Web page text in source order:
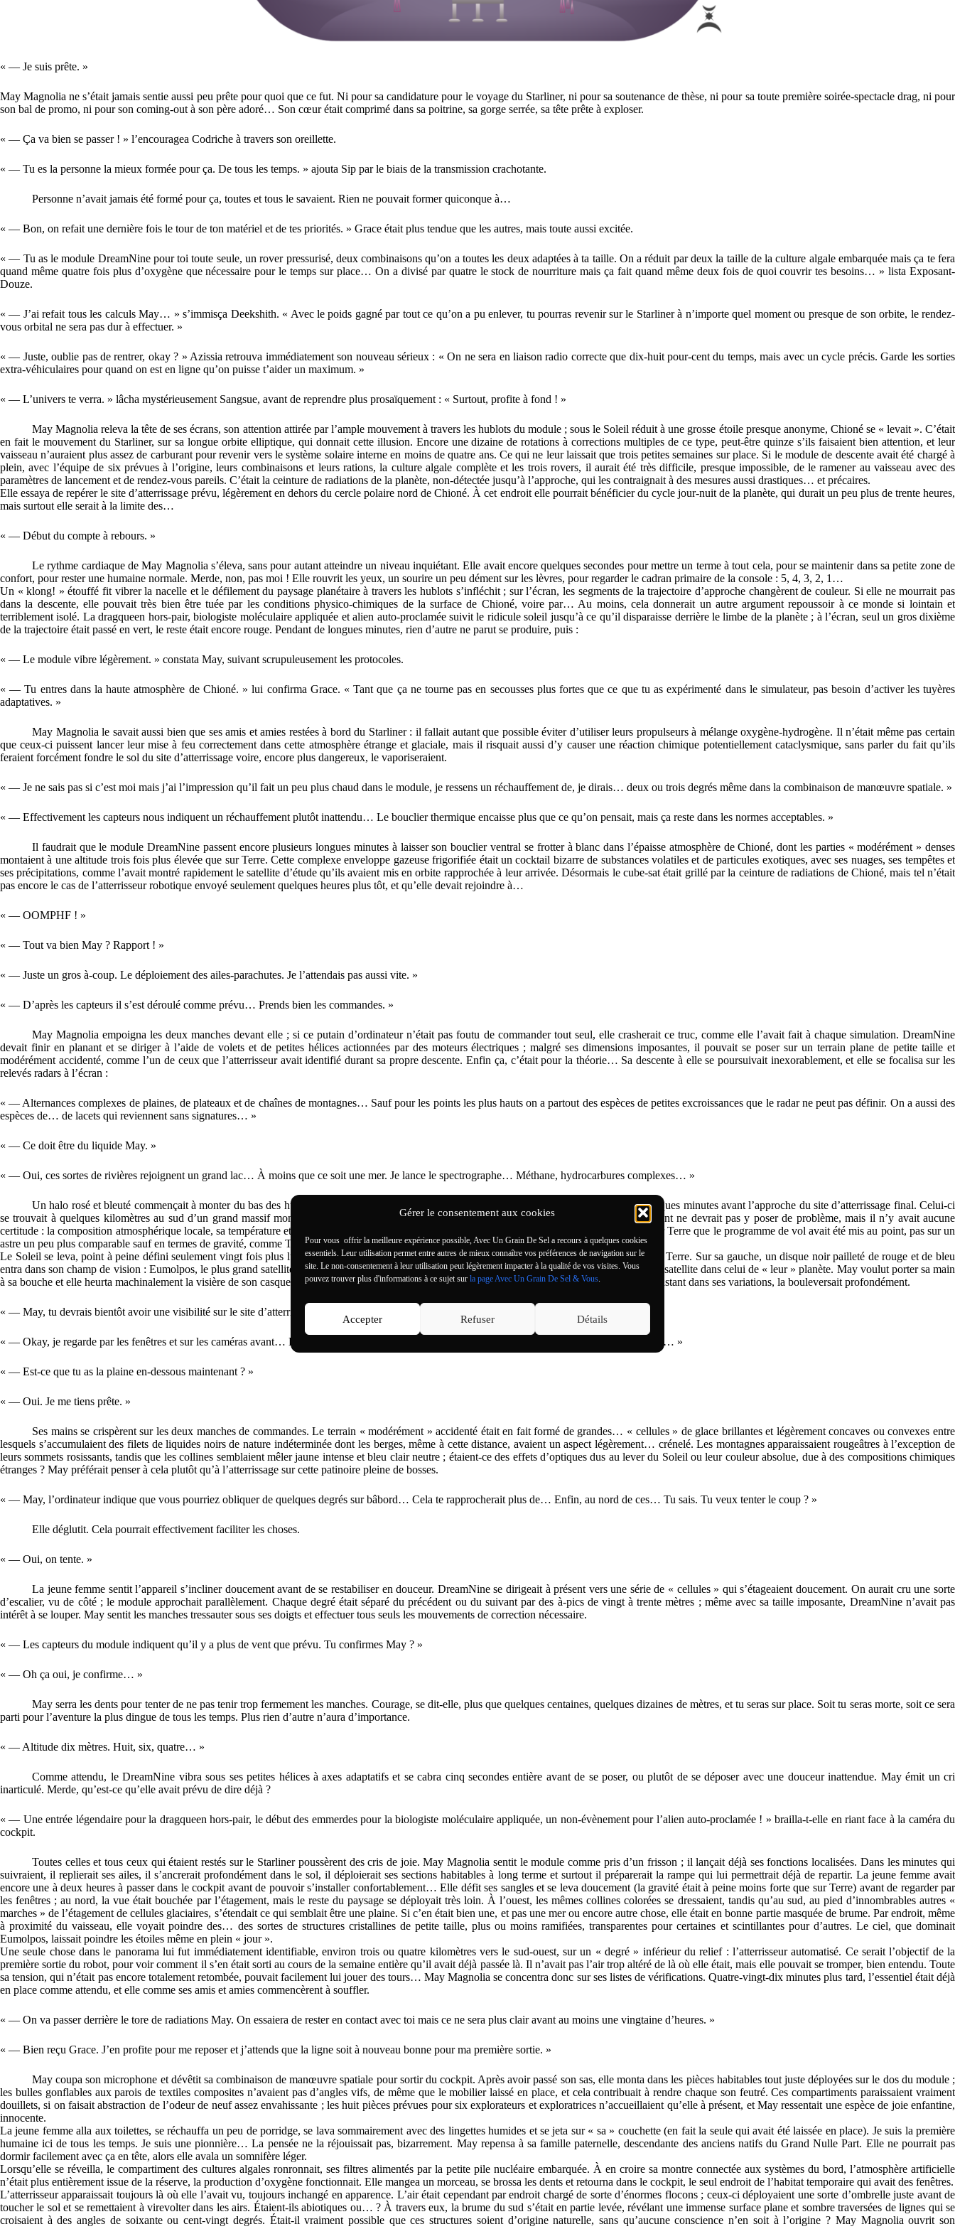
Gérer le consentement aux cookies
Pour vous offrir la meilleure expérience possible, Avec Un Grain De Sel a recours à quelques cookies
essentiels. Leur utilisation permet entre autres de mieux connaître vos préférences de navigation sur le
site. Le non-consentement à leur utilisation peut légèrement impacter à la qualité de vos visites. Vous
pouvez trouver plus d'informations à ce sujet sur la page Avec Un Grain De Sel & Vous.
Accepter Refuser Détails
« — Je suis prête. »
May Magnolia ne s’était jamais sentie aussi peu prête pour quoi que ce fut. Ni pour sa candidature pour le voyage du Starliner, ni pour sa soutenance de thèse, ni pour sa toute première soirée-spectacle drag, ni pour
son bal de promo, ni pour son coming-out à son père adoré… Son cœur était comprimé dans sa poitrine, sa gorge serrée, sa tête prête à exploser.
« — Ça va bien se passer ! » l’encouragea Codriche à travers son oreillette.
« — Tu es la personne la mieux formée pour ça. De tous les temps. » ajouta Sip par le biais de la transmission crachotante.
Personne n’avait jamais été formé pour ça, toutes et tous le savaient. Rien ne pouvait former quiconque à…
« — Bon, on refait une dernière fois le tour de ton matériel et de tes priorités. » Grace était plus tendue que les autres, mais toute aussi excitée.
« — Tu as le module DreamNine pour toi toute seule, un rover pressurisé, deux combinaisons qu’on a toutes les deux adaptées à ta taille. On a réduit par deux la taille de la culture algale embarquée mais ça te fera
quand même quatre fois plus d’oxygène que nécessaire pour le temps sur place… On a divisé par quatre le stock de nourriture mais ça fait quand même deux fois de quoi couvrir tes besoins… » lista Exposant-
Douze.
« — J’ai refait tous les calculs May… » s’immisça Deekshith. « Avec le poids gagné par tout ce qu’on a pu enlever, tu pourras revenir sur le Starliner à n’importe quel moment ou presque de son orbite, le rendez-
vous orbital ne sera pas dur à effectuer. »
« — Juste, oublie pas de rentrer, okay ? » Azissia retrouva immédiatement son nouveau sérieux : « On ne sera en liaison radio correcte que dix-huit pour-cent du temps, mais avec un cycle précis. Garde les sorties
extra-véhiculaires pour quand on est en ligne qu’on puisse t’aider un maximum. »
« — L’univers te verra. » lâcha mystérieusement Sangsue, avant de reprendre plus prosaïquement : « Surtout, profite à fond ! »
May Magnolia releva la tête de ses écrans, son attention attirée par l’ample mouvement à travers les hublots du module ; sous le Soleil réduit à une grosse étoile presque anonyme, Chioné se « levait ». C’était
en fait le mouvement du Starliner, sur sa longue orbite elliptique, qui donnait cette illusion. Encore une dizaine de rotations à corrections multiples de ce type, peut-être quinze s’ils faisaient bien attention, et leur
vaisseau n’auraient plus assez de carburant pour revenir vers le système solaire interne en moins de quatre ans. Ce qui ne leur laissait que trois petites semaines sur place. Si le module de descente avait été chargé à
plein, avec l’équipe de six prévues à l’origine, leurs combinaisons et leurs rations, la culture algale complète et les trois rovers, il aurait été très difficile, presque impossible, de le ramener au vaisseau avec des
paramètres de lancement et de rendez-vous pareils. C’était la ceinture de radiations de la planète, non-détectée jusqu’à l’approche, qui les contraignait à des mesures aussi drastiques… et précaires.
Elle essaya de repérer le site d’atterrissage prévu, légèrement en dehors du cercle polaire nord de Chioné. À cet endroit elle pourrait bénéficier du cycle jour-nuit de la planète, qui durait un peu plus de trente heures,
mais surtout elle serait à la limite des…
« — Début du compte à rebours. »
Le rythme cardiaque de May Magnolia s’éleva, sans pour autant atteindre un niveau inquiétant. Elle avait encore quelques secondes pour mettre un terme à tout cela, pour se maintenir dans sa petite zone de
confort, pour rester une humaine normale. Merde, non, pas moi ! Elle rouvrit les yeux, un sourire un peu dément sur les lèvres, pour regarder le cadran primaire de la console : 5, 4, 3, 2, 1…
Un « klong! » étouffé fit vibrer la nacelle et le défilement du paysage planétaire à travers les hublots s’infléchit ; sur l’écran, les segments de la trajectoire d’approche changèrent de couleur. Si elle ne mourrait pas
dans la descente, elle pouvait très bien être tuée par les conditions physico-chimiques de la surface de Chioné, voire par… Au moins, cela donnerait un autre argument repoussoir à ce monde si lointain et
terriblement isolé. La dragqueen hors-pair, biologiste moléculaire appliquée et alien auto-proclamée suivit le ridicule soleil jusqu’à ce qu’il disparaisse derrière le limbe de la planète ; à l’écran, seul un gros dixième
de la trajectoire était passé en vert, le reste était encore rouge. Pendant de longues minutes, rien d’autre ne parut se produire, puis :
« — Le module vibre légèrement. » constata May, suivant scrupuleusement les protocoles.
« — Tu entres dans la haute atmosphère de Chioné. » lui confirma Grace. « Tant que ça ne tourne pas en secousses plus fortes que ce que tu as expérimenté dans le simulateur, pas besoin d’activer les tuyères
adaptatives. »
May Magnolia le savait aussi bien que ses amis et amies restées à bord du Starliner : il fallait autant que possible éviter d’utiliser leurs propulseurs à mélange oxygène-hydrogène. Il n’était même pas certain
que ceux-ci puissent lancer leur mise à feu correctement dans cette atmosphère étrange et glaciale, mais il risquait aussi d’y causer une réaction chimique potentiellement cataclysmique, sans parler du fait qu’ils
feraient forcément fondre le sol du site d’atterrissage voire, encore plus dangereux, le vaporiseraient.
« — Je ne sais pas si c’est moi mais j’ai l’impression qu’il fait un peu plus chaud dans le module, je ressens un réchauffement de, je dirais… deux ou trois degrés même dans la combinaison de manœuvre spatiale. »
« — Effectivement les capteurs nous indiquent un réchauffement plutôt inattendu… Le bouclier thermique encaisse plus que ce qu’on pensait, mais ça reste dans les normes acceptables. »
Il faudrait que le module DreamNine passent encore plusieurs longues minutes à laisser son bouclier ventral se frotter à blanc dans l’épaisse atmosphère de Chioné, dont les parties « modérément » denses
montaient à une altitude trois fois plus élevée que sur Terre. Cette complexe enveloppe gazeuse frigorifiée était un cocktail bizarre de substances volatiles et de particules exotiques, avec ses nuages, ses tempêtes et
ses précipitations, comme l’avait montré rapidement le satellite d’étude qu’ils avaient mis en orbite rapprochée à leur arrivée. Désormais le cube-sat était grillé par la ceinture de radiations de Chioné, mais tel n’était
pas encore le cas de l’atterrisseur robotique envoyé seulement quelques heures plus tôt, et qu’elle devait rejoindre à…
« — OOMPHF ! »
« — Tout va bien May ? Rapport ! »
« — Juste un gros à-coup. Le déploiement des ailes-parachutes. Je l’attendais pas aussi vite. »
« — D’après les capteurs il s’est déroulé comme prévu… Prends bien les commandes. »
May Magnolia empoigna les deux manches devant elle ; si ce putain d’ordinateur n’était pas foutu de commander tout seul, elle crasherait ce truc, comme elle l’avait fait à chaque simulation. DreamNine
devait finir en planant et se diriger à l’aide de volets et de petites hélices actionnées par des moteurs électriques ; malgré ses dimensions imposantes, il pouvait se poser sur un terrain plane de petite taille et
modérément accidenté, comme l’un de ceux que l’atterrisseur avait identifié durant sa propre descente. Enfin ça, c’était pour la théorie… Sa descente à elle se poursuivait inexorablement, et elle se focalisa sur les
relevés radars à l’écran :
« — Alternances complexes de plaines, de plateaux et de chaînes de montagnes… Sauf pour les points les plus hauts on a partout des espèces de petites excroissances que le radar ne peut pas définir. On a aussi des
espèces de… de lacets qui reviennent sans signatures… »
« — Ce doit être du liquide May. »
« — Oui, ces sortes de rivières rejoignent un grand lac… À moins que ce soit une mer. Je lance le spectrographe… Méthane, hydrocarbures complexes… »
Un halo rosé et bleuté commençait à monter du bas des hublots : bientôt, DreamNine repasserait du côté éclairé de la planète. Plus que quelques minutes avant l’approche du site d’atterrissage final. Celui-ci
se trouvait à quelques kilomètres au sud d’un grand massif montagneux, à l’est de collines modérées… D’après le cube-sat et l’atterrisseur, le vent ne devrait pas y poser de problème, mais il n’y avait aucune
certitude : la composition atmosphérique locale, sa température et sa pression rendaient le vol très différent de ce qui se faisait sur Terre. Et c’était sur Terre que le programme de vol avait été mis au point, pas sur un
astre un peu plus comparable sauf en termes de gravité, comme Titan.
Le Soleil se leva, point à peine défini seulement vingt fois plus lumineux qu’une des pleines lunes de son enfance dans le Nulle Part Canadien, sur Terre. Sur sa gauche, un disque noir pailleté de rouge et de bleu
entra dans son champ de vision : Eumolpos, le plus grand satellite de Chioné, qui apparaissait presque deux fois plus grand dans ce ciel que « leur » satellite dans celui de « leur » planète. May voulut porter sa main
à sa bouche et elle heurta machinalement la visière de son casque. C’était à la fois tellement différent mais aussi tellement familier… L’univers, si constant dans ses variations, la bouleversait profondément.
« — May, tu devrais bientôt avoir une visibilité sur le site d’atterrissage. Confirme dans trois minutes s’il te plait. »
« — Okay, je regarde par les fenêtres et sur les caméras avant… Effectivement, j’ai un visuel des montagnes à deux heures… Collines à onze heures… »
« — Est-ce que tu as la plaine en-dessous maintenant ? »
« — Oui. Je me tiens prête. »
Ses mains se crispèrent sur les deux manches de commandes. Le terrain « modérément » accidenté était en fait formé de grandes… « cellules » de glace brillantes et légèrement concaves ou convexes entre
lesquels s’accumulaient des filets de liquides noirs de nature indéterminée dont les berges, même à cette distance, avaient un aspect légèrement… crénelé. Les montagnes apparaissaient rougeâtres à l’exception de
leurs sommets rosissants, tandis que les collines semblaient mêler jaune intense et bleu clair neutre ; étaient-ce des effets d’optiques dus au lever du Soleil ou leur couleur absolue, due à des compositions chimiques
étranges ? May préférait penser à cela plutôt qu’à l’atterrissage sur cette patinoire pleine de bosses.
« — May, l’ordinateur indique que vous pourriez obliquer de quelques degrés sur bâbord… Cela te rapprocherait plus de… Enfin, au nord de ces… Tu sais. Tu veux tenter le coup ? »
Elle déglutit. Cela pourrait effectivement faciliter les choses.
« — Oui, on tente. »
La jeune femme sentit l’appareil s’incliner doucement avant de se restabiliser en douceur. DreamNine se dirigeait à présent vers une série de « cellules » qui s’étageaient doucement. On aurait cru une sorte
d’escalier, vu de côté ; le module approchait parallèlement. Chaque degré était séparé du précédent ou du suivant par des à-pics de vingt à trente mètres ; même avec sa taille imposante, DreamNine n’avait pas
intérêt à se louper. May sentit les manches tressauter sous ses doigts et effectuer tous seuls les mouvements de correction nécessaire.
« — Les capteurs du module indiquent qu’il y a plus de vent que prévu. Tu confirmes May ? »
« — Oh ça oui, je confirme… »
May serra les dents pour tenter de ne pas tenir trop fermement les manches. Courage, se dit-elle, plus que quelques centaines, quelques dizaines de mètres, et tu seras sur place. Soit tu seras morte, soit ce sera
parti pour l’aventure la plus dingue de tous les temps. Plus rien d’autre n’aura d’importance.
« — Altitude dix mètres. Huit, six, quatre… »
Comme attendu, le DreamNine vibra sous ses petites hélices à axes adaptatifs et se cabra cinq secondes entière avant de se poser, ou plutôt de se déposer avec une douceur inattendue. May émit un cri
inarticulé. Merde, qu’est-ce qu’elle avait prévu de dire déjà ?
« — Une entrée légendaire pour la dragqueen hors-pair, le début des emmerdes pour la biologiste moléculaire appliquée, un non-évènement pour l’alien auto-proclamée ! » brailla-t-elle en riant face à la caméra du
cockpit.
Toutes celles et tous ceux qui étaient restés sur le Starliner poussèrent des cris de joie. May Magnolia sentit le module comme pris d’un frisson ; il lançait déjà ses fonctions localisées. Dans les minutes qui
suivraient, il replierait ses ailes, il s’ancrerait profondément dans le sol, il déploierait ses sections habitables à long terme et surtout il préparerait la rampe qui lui permettrait déjà de repartir. La jeune femme avait
encore une à deux heures à passer dans le cockpit avant de pouvoir s’installer confortablement… Elle défit ses sangles et se leva doucement (la gravité était à peine moins forte que sur Terre) avant de regarder par
les fenêtres ; au nord, la vue était bouchée par l’étagement, mais le reste du paysage se déployait très loin. À l’ouest, les mêmes collines colorées se dressaient, tandis qu’au sud, au pied d’innombrables autres «
marches » de l’étagement de cellules glaciaires, s’étendait ce qui semblait être une plaine. Si c’en était bien une, et pas une mer ou encore autre chose, elle était en bonne partie masquée de brume. Par endroit, même
à proximité du vaisseau, elle voyait poindre des… des sortes de structures cristallines de petite taille, plus ou moins ramifiées, transparentes pour certaines et scintillantes pour d’autres. Le ciel, que dominait
Eumolpos, laissait poindre les étoiles même en plein « jour ».
Une seule chose dans le panorama lui fut immédiatement identifiable, environ trois ou quatre kilomètres vers le sud-ouest, sur un « degré » inférieur du relief : l’atterrisseur automatisé. Ce serait l’objectif de la
première sortie du robot, pour voir comment il s’en était sorti au cours de la semaine entière qu’il avait déjà passée là. Il n’avait pas l’air trop altéré de là où elle était, mais elle pouvait se tromper, bien entendu. Toute
sa tension, qui n’était pas encore totalement retombée, pouvait facilement lui jouer des tours… May Magnolia se concentra donc sur ses listes de vérifications. Quatre-vingt-dix minutes plus tard, l’essentiel était déjà
en place comme attendu, et elle comme ses amis et amies commencèrent à souffler.
« — On va passer derrière le tore de radiations May. On essaiera de rester en contact avec toi mais ce ne sera plus clair avant au moins une vingtaine d’heures. »
« — Bien reçu Grace. J’en profite pour me reposer et j’attends que la ligne soit à nouveau bonne pour ma première sortie. »
May coupa son microphone et dévêtit sa combinaison de manœuvre spatiale pour sortir du cockpit. Après avoir passé son sas, elle monta dans les pièces habitables tout juste déployées sur le dos du module ;
les bulles gonflables aux parois de textiles composites n’avaient pas d’angles vifs, de même que le mobilier laissé en place, et cela contribuait à rendre chaque son feutré. Ces compartiments paraissaient vraiment
douillets, si on faisait abstraction de l’odeur de neuf assez envahissante ; les huit pièces prévues pour six explorateurs et exploratrices n’accueillaient qu’elle à présent, et May ressentait une espèce de joie enfantine,
innocente.
La jeune femme alla aux toilettes, se réchauffa un peu de porridge, se lava sommairement avec des lingettes humides et se jeta sur « sa » couchette (en fait la seule qui avait été laissée en place). Je suis la première
humaine ici de tous les temps. Je suis une pionnière… La pensée ne la réjouissait pas, bizarrement. May repensa à sa famille paternelle, descendante des anciens natifs du Grand Nulle Part. Elle ne pourrait pas
dormir facilement avec ça en tête, alors elle avala un somnifère léger.
Lorsqu’elle se réveilla, le compartiment des cultures algales ronronnait, ses filtres alimentés par la petite pile nucléaire embarquée. À en croire sa montre connectée aux systèmes du bord, l’atmosphère artificielle
n’était plus entièrement issue de la réserve, la production d’oxygène fonctionnait. Elle mangea un morceau, se brossa les dents et retourna dans le cockpit, le seul endroit de l’habitat temporaire qui avait des fenêtres.
L’atterrisseur apparaissait toujours là où elle l’avait vu, toujours inchangé en apparence. L’air était cependant par endroit chargé de sorte d’énormes flocons ; ceux-ci déployaient une sorte d’ombrelle juste avant de
toucher le sol et se remettaient à virevolter dans les airs. Étaient-ils abiotiques ou… ? À travers eux, la brume du sud s’était en partie levée, révélant une immense surface plane et sombre traversées de lignes qui se
croisaient à des angles de soixante ou cent-vingt degrés. Était-il vraiment possible que ces structures soient d’origine naturelle, sans qu’aucune conscience n’en soit à l’origine ? May Magnolia ouvrit son